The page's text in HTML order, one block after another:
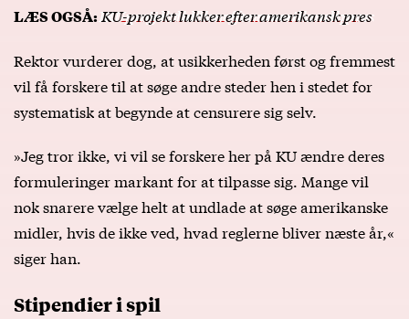
LÆS OGSÅ:KU-projekt lukker efter amerikansk pres
Rektor vurderer dog, at usikkerheden først og fremmest
vil få forskere til at søge andre steder hen i stedet for
systematisk at begynde at censurere sig selv.
»Jeg tror ikke, vi vil se forskere her på KU ændre deres
formuleringer markant for at tilpasse sig. Mange vil
nok snarere vælge helt at undlade at søge amerikanske
midler, hvis de ikke ved, hvad reglerne bliver næste år,«
siger han.
Stipendier i spil